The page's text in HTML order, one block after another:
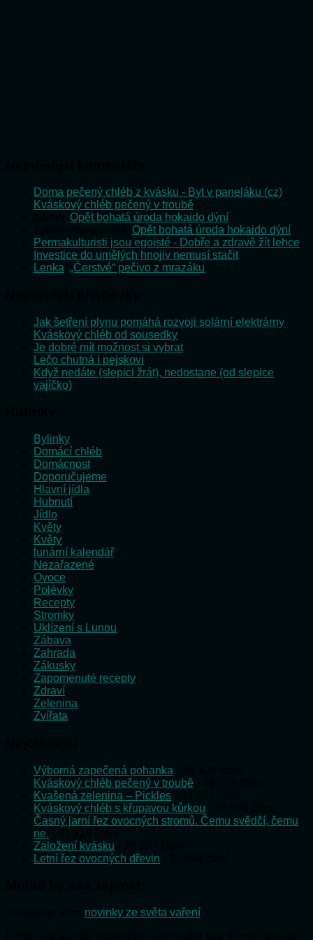
Doma pečený chléb z kvásku - Byt v paneláku (cz)
Kváskový chléb pečený v troubě
Opět bohatá úroda hokaido dýní
Opět bohatá úroda hokaido dýní
Permakulturisti jsou egoisté - Dobře a zdravě žít lehce
Investice do umělých hnojiv nemusí stačit
Lenka „Čerstvé“ pečivo z mrazáku
Jak šetření plynu pomáhá rozvoji solární elektrárny
Kváskový chléb od sousedky
Je dobré mít možnost si vybrat
Lečo chutná i pejskovi
Když nedáte (slepici žrát), nedostane (od slepice
vajíčko)
Bylinky
Domácí chléb
Domácnost
Doporučujeme
Hlavní jídla
Hubnutí
Jídlo
Květy
Květy
lunární kalendář
Nezařazené
Ovoce
Polévky
Recepty
Stromky
Uklízení s Lunou
Zábava
Zahrada
Zákusky
Zapomenuté recepty
Zdraví
Zelenina
Zvířata
Výborná zapečená pohanka
Kváskový chléb pečený v troubě
Kvašená zelenina – Pickles
Kváskový chléb s křupavou kůrkou
Časný jarní řez ovocných stromů. Čemu svědčí, čemu
ne.
Založení kvásku
Letní řez ovocných dřevin
novinky ze světa vaření